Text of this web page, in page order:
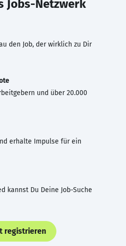
Jobs-Netzwerk
den Job, der wirklich zu Dir
und über 20.000
erhalte Impulse für ein
kannst Du Deine Job-Suche
registrieren